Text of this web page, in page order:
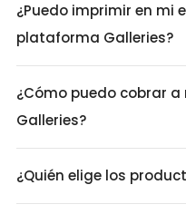
¿Puedo imprimir en mi
plataforma Galleries?
¿Cómo puedo cobrar
Galleries?
¿Quién elige los